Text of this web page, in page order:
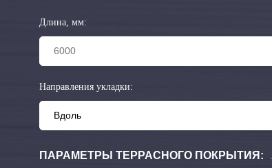
Длина, мм:
Направления укладки:
ПАРАМЕТРЫ ТЕРРАСНОГО ПОКРЫТИЯ: